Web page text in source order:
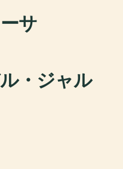
サ
・ジャル